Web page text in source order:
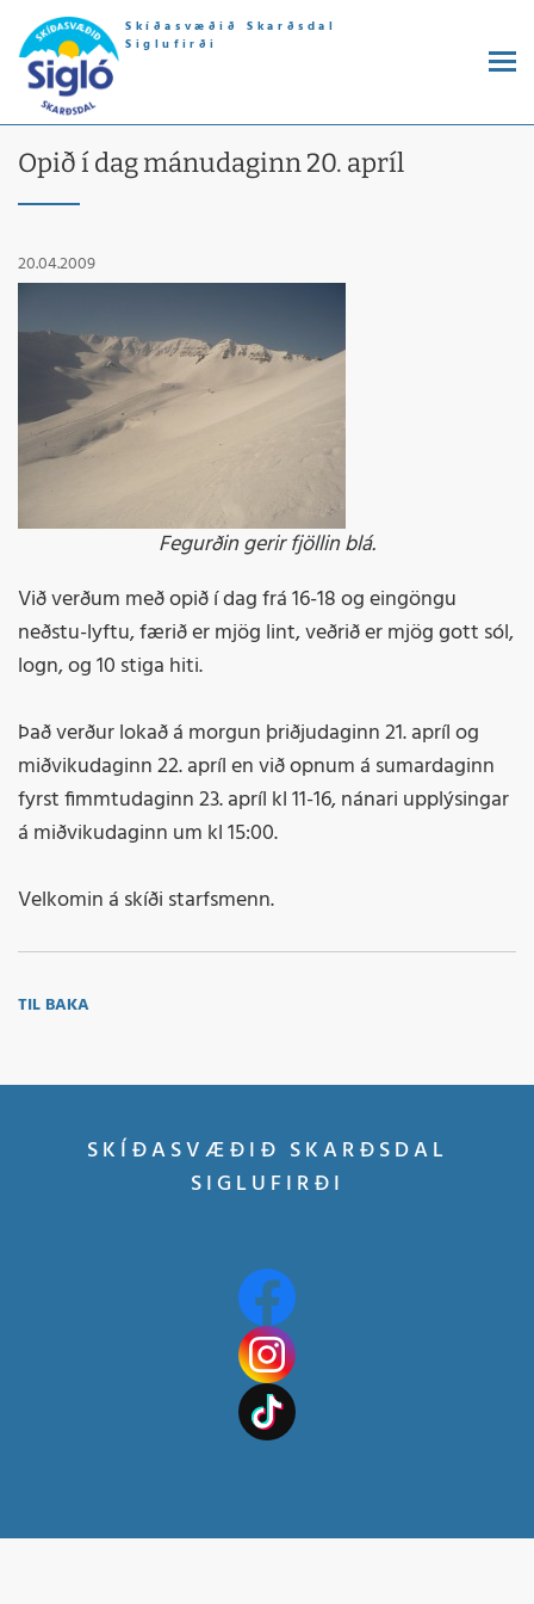
Skíðasvæðið Skarðsdal
Siglufirði
Opið í dag mánudaginn 20. apríl
20.04.2009
Fegurðin gerir fjöllin blá.
Við verðum með opið í dag frá 16-18 og eingöngu
neðstu-lyftu, færið er mjög lint, veðrið er mjög gott sól,
logn, og 10 stiga hiti.
Það verður lokað á morgun þriðjudaginn 21. apríl og
miðvikudaginn 22. apríl en við opnum á sumardaginn
fyrst fimmtudaginn 23. apríl kl 11-16, nánari upplýsingar
á miðvikudaginn um kl 15:00.
Velkomin á skíði starfsmenn.
TIL BAKA
SKÍÐASVÆÐIÐ SKARÐSDAL
SIGLUFIRÐI